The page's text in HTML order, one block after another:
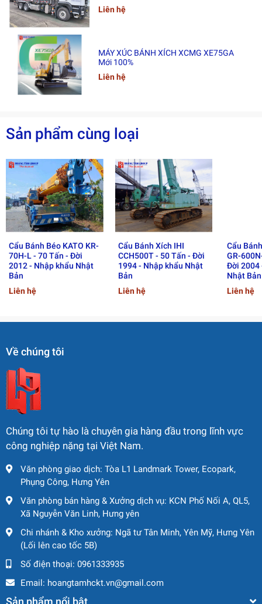
Năm sản xuất: 2008
Tình trạng: Đã qua sử dụng – máy đẹp, vận hành tốt
Xuất xứ: Nhật Bản
Cấu hình cần: Boom 42 mét (tiêu chuẩn)
Thời gian giao hàng: 35 – 45 ngày
Địa điểm giao: Cảng Hải Phòng, Cảng Cát Lái hoặc
Kho Hoàng Tâm – Hưng Yên
2. Đặc Điểm Nổi Bật Của IHI
CCH1200
2.1 Sức nâng mạnh mẽ 120 tấn
Cẩu xích IHI CCH1200 đáp ứng nhiều loại hình thi công
yêu cầu thiết bị nâng hạ tải trọng lớn: dựng kết cấu thép,
Hệ thống crawler giúp cẩu di chuyển tốt trên nền đất yếu,
địa hình phức tạp và vẫn giữ được độ ổn định cao khi
nâng tải.
2.3 Hệ thống cần 42 m linh hoạt
Cấu hình boom tiêu chuẩn 42 m phù hợp nhiều hạng mục
thi công. Có thể mở rộng cấu hình khi khách hàng có nhu
2.4 Độ bền và độ tin cậy cao
Cấu trúc thiết kế theo tiêu chuẩn Nhật Bản, máy bền bỉ, ít
lỗi, tiết kiệm chi phí vận hành và bảo trì.
2.5 Dễ vận hành – phụ tùng sẵn
Các thiết bị của IHI phổ biến tại Việt Nam nên phụ tùng
thay thế dễ tìm, bảo dưỡng đơn giản.
Liên hệ
MÁY XÚC BÁNH XÍCH XCMG XE75GA
Mới 100%
Liên hệ
Sản phẩm cùng loại
Cẩu Bánh Béo KATO KR-
70H-L - 70 Tấn - Đời
2012 - Nhập khẩu Nhật
Bản
Liên hệ
Cẩu Bánh Xích IHI
CCH500T - 50 Tấn - Đời
1994 - Nhập khẩu Nhật
Bản
Liên hệ
Cẩu
GR-
Đời 2004
Nhật Bản
Liên hệ
Về chúng tôi
Chúng tôi tự hào là chuyên gia hàng đầu trong lĩnh vực
công nghiệp nặng tại Việt Nam.
Văn phòng giao dịch: Tòa L1 Landmark Tower, Ecopark,
Phụng Công, Hưng Yên
Văn phòng bán hàng & Xưởng dịch vụ: KCN Phố Nối A, QL5,
Xã Nguyễn Văn Linh, Hưng yên
Chi nhánh & Kho xưởng: Ngã tư Tân Minh, Yên Mỹ, Hưng Yên
(Lối lên cao tốc 5B)
Số điện thoại: 0961333935
Email: hoangtamhckt.vn@gmail.com
Sản phẩm nổi bật